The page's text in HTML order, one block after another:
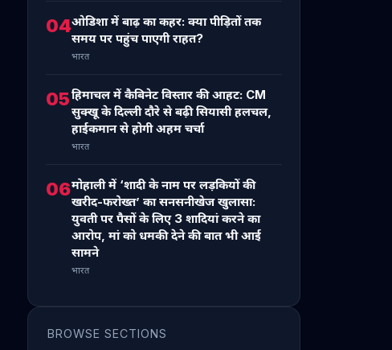
04ओडिशा में बाढ़ का कहर: क्या पीड़ितों तक
समय पर पहुंच पाएगी राहत?
भारत
05हिमाचल में कैबिनेट विस्तार की आहट: CM
सुक्खू के दिल्ली दौरे से बढ़ी सियासी हलचल,
हाईकमान से होगी अहम चर्चा
भारत
06मोहाली में ‘शादी के नाम पर लड़कियों की
खरीद-फरोख्त’ का सनसनीखेज खुलासा:
युवती पर पैसों के लिए 3 शादियां करने का
आरोप, मां को धमकी देने की बात भी आई
सामने
भारत
BROWSE SECTIONS